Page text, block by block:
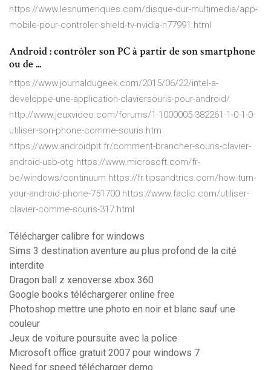
https://www.lesnumeriques.com/disque-dur-multimedia/app-
mobile-pour-controler-shield-tv-nvidia-n77991.html
Android : contrôler son PC à partir de son smartphone
ou de ...
https://www.journaldugeek.com/2015/06/22/intel-a-
developpe-une-application-claviersouris-pour-android/
http://www.jeuxvideo.com/forums/1-1000005-382261-1-0-1-0-
utiliser-son-phone-comme-souris.htm
https://www.androidpit.fr/comment-brancher-souris-clavier-
android-usb-otg https://www.microsoft.com/fr-
be/windows/continuum https://fr.tipsandtrics.com/how-turn-
your-android-phone-751700 https://www.faclic.com/utiliser-
clavier-comme-souris-317.html
Télécharger calibre for windows
Sims 3 destination aventure au plus profond de la cité
interdite
Dragon ball z xenoverse xbox 360
Google books téléchargerer online free
Photoshop mettre une photo en noir et blanc sauf une
couleur
Jeux de voiture poursuite avec la police
Microsoft office gratuit 2007 pour windows 7
Need for speed télécharger demo